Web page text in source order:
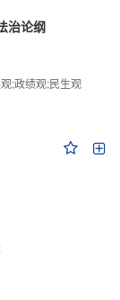
治论纲
;政绩观;民生观